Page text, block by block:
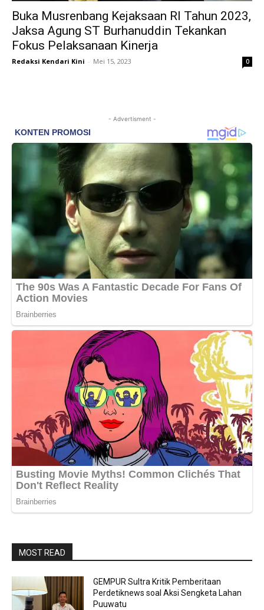
Buka Musrenbang Kejaksaan RI Tahun 2023,
Jaksa Agung ST Burhanuddin Tekankan
Fokus Pelaksanaan Kinerja
Redaksi Kendari Kini - Mei 15, 2023 0
- Advertisment -
MOST READ
GEMPUR Sultra Kritik Pemberitaan
Perdetiknews soal Aksi Sengketa Lahan
Puuwatu